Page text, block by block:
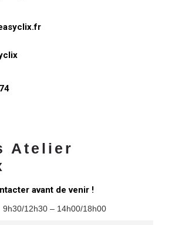
Atelier
avant de venir !
9h30/12h30 – 14h00/18h00